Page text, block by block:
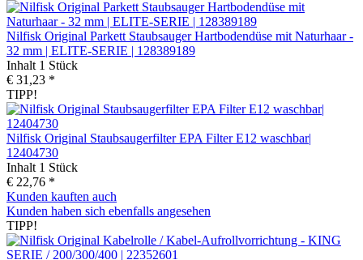
Nilfisk Original Parkett Staubsauger Hartbodendüse mit Naturhaar -
32 mm | ELITE-SERIE | 128389189
Inhalt 1 Stück
€ 31,23 *
TIPP!
Nilfisk Original Staubsaugerfilter EPA Filter E12 waschbar|
12404730
Inhalt 1 Stück
€ 22,76 *
Kunden kauften auch
Kunden haben sich ebenfalls angesehen
TIPP!